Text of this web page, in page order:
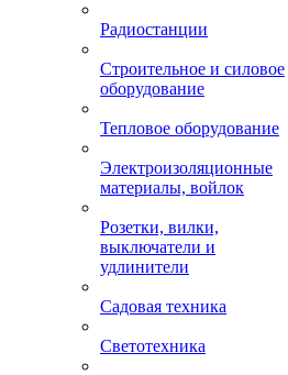
Радиостанции
Строительное и силовое
оборудование
Тепловое оборудование
Электроизоляционные
материалы, войлок
Розетки, вилки,
выключатели и
удлинители
Садовая техника
Светотехника